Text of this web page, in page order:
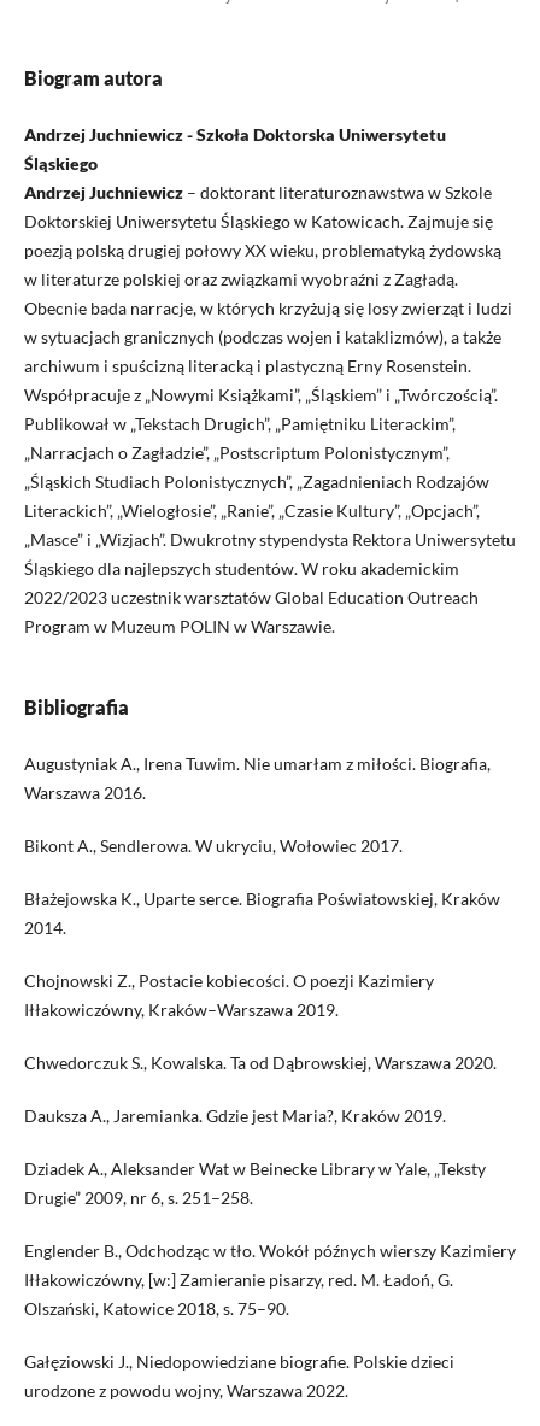
Biogram autora
Andrzej Juchniewicz - Szkoła Doktorska Uniwersytetu
Śląskiego
Andrzej Juchniewicz– doktorant literaturoznawstwa w Szkole
Doktorskiej Uniwersytetu Śląskiego w Katowicach. Zajmuje się
poezją polską drugiej połowy XX wieku, problematyką żydowską
w literaturze polskiej oraz związkami wyobraźni z Zagładą.
Obecnie bada narracje, w których krzyżują się losy zwierząt i ludzi
w sytuacjach granicznych (podczas wojen i kataklizmów), a także
archiwum i spuścizną literacką i plastyczną Erny Rosenstein.
Współpracuje z „Nowymi Książkami”, „Śląskiem” i „Twórczością”.
Publikował w „Tekstach Drugich”, „Pamiętniku Literackim”,
„Narracjach o Zagładzie”, „Postscriptum Polonistycznym”,
„Śląskich Studiach Polonistycznych”, „Zagadnieniach Rodzajów
Literackich”, „Wielogłosie”, „Ranie”, „Czasie Kultury”, „Opcjach”,
„Masce” i „Wizjach”. Dwukrotny stypendysta Rektora Uniwersytetu
Śląskiego dla najlepszych studentów. W roku akademickim
2022/2023 uczestnik warsztatów Global Education Outreach
Program w Muzeum POLIN w Warszawie.
Bibliografia
Augustyniak A., Irena Tuwim. Nie umarłam z miłości. Biografia,
Warszawa 2016.
Bikont A., Sendlerowa. W ukryciu, Wołowiec 2017.
Błażejowska K., Uparte serce. Biografia Poświatowskiej, Kraków
2014.
Chojnowski Z., Postacie kobiecości. O poezji Kazimiery
Iłłakowiczówny, Kraków–Warszawa 2019.
Chwedorczuk S., Kowalska. Ta od Dąbrowskiej, Warszawa 2020.
Dauksza A., Jaremianka. Gdzie jest Maria?, Kraków 2019.
Dziadek A., Aleksander Wat w Beinecke Library w Yale, „Teksty
Drugie” 2009, nr 6, s. 251–258.
Englender B., Odchodząc w tło. Wokół późnych wierszy Kazimiery
Iłłakowiczówny, [w:] Zamieranie pisarzy, red. M. Ładoń, G.
Olszański, Katowice 2018, s. 75–90.
Gałęziowski J., Niedopowiedziane biografie. Polskie dzieci
urodzone z powodu wojny, Warszawa 2022.